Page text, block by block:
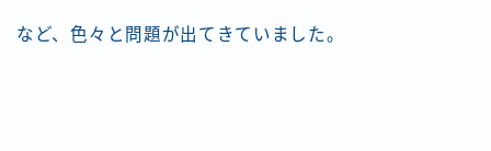
など、色々と問題が出てきていました。